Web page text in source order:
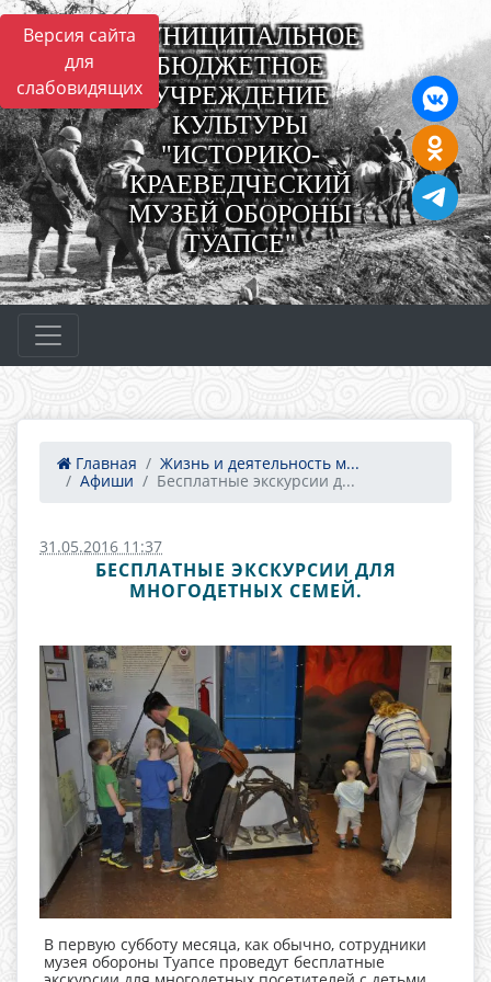
Версия сайта
для
слабовидящих
МУНИЦИПАЛЬНОЕ
БЮДЖЕТНОЕ
УЧРЕЖДЕНИЕ
КУЛЬТУРЫ
"ИСТОРИКО-
КРАЕВЕДЧЕСКИЙ
МУЗЕЙ ОБОРОНЫ
ТУАПСЕ"
Главная
Жизнь и деятельность м...
Афиши
Бесплатные экскурсии д...
31.05.2016 11:37
БЕСПЛАТНЫЕ ЭКСКУРСИИ ДЛЯ
МНОГОДЕТНЫХ СЕМЕЙ.
В первую субботу месяца, как обычно, сотрудники
музея обороны Туапсе проведут бесплатные